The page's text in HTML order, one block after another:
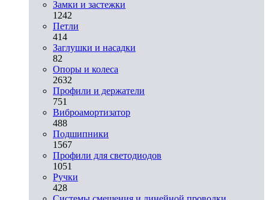
Замки и застежки
1242
Петли
414
Заглушки и насадки
82
Опоры и колеса
2632
Профили и держатели
751
Виброамортизатор
488
Подшипники
1567
Профили для светодиодов
1051
Ручки
428